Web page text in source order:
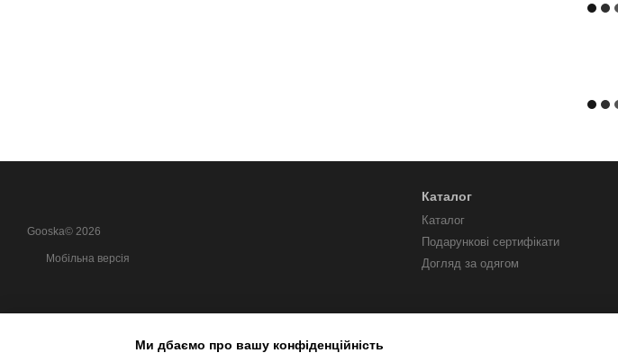
Gooska© 2026
Мобільна версія
Каталог
Каталог
Подарункові сертифікати
Догляд за одягом
Ми дбаємо про вашу конфіденційність